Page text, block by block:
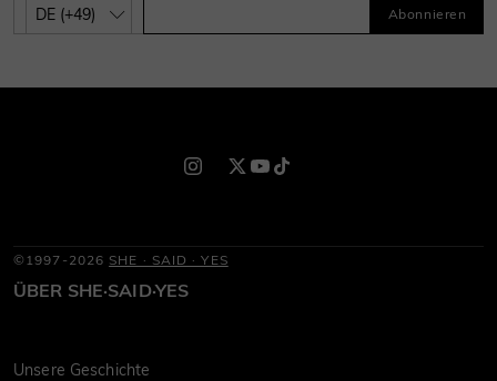
Abonnieren
©1997-2026 SHE · SAID · YES
ÜBER SHE·SAID·YES
Unsere Geschichte